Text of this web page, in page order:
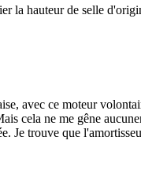
la hauteur de selle
avec ce moteur
cela ne me gêne
Je trouve que